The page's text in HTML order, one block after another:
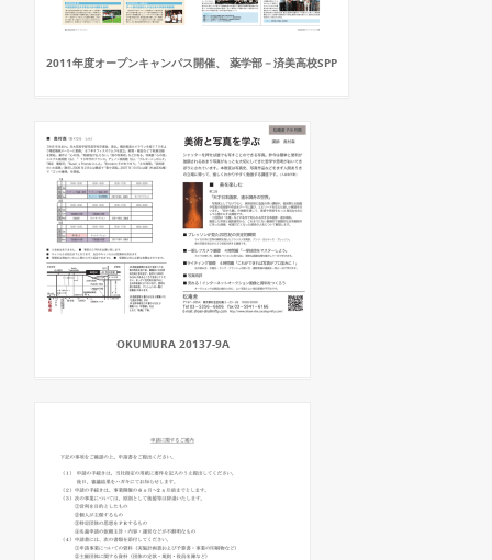
2011年度オープンキャンパス開催、 薬学部－済美高校SPP
OKUMURA 20137-9A